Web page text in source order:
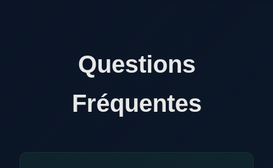
Questions
Fréquentes